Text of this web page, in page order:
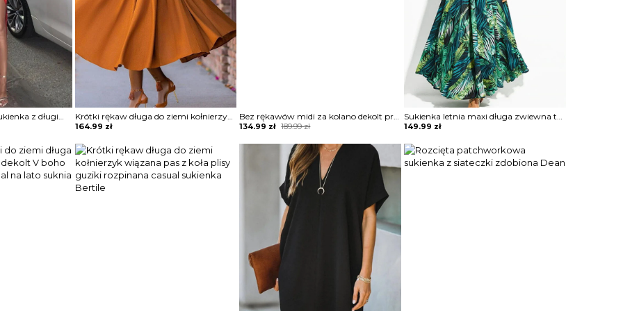
Solidna marszczona sukienka z długim rękawem i wysokim rozcięciem Angelyn Krótki rękaw długa do ziemi kołnierzyk wiązana pas z koła plisy guziki rozpinana casual sukienka Bertile
164.99 zł
Bez rękawów midi za kolano dekolt prosty geometryczny wzór obcisła do pracy na wieczór elegancka sukienka Cerine
189.99zł
Original
was:
134.99 zł
Current
is:
Sukienka letnia maxi długa zwiewna tropikalny styl wiązana w pasie dekolt głęboki V klasyczna szeroki bufiasty rękaw Radoslawa
149.99 zł